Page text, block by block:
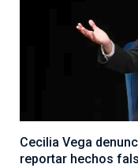
Cecilia Vega
reportar hechos